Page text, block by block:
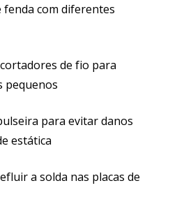
fenda com diferentes
de fio para
pequenos
para evitar danos
estática
a solda nas placas de